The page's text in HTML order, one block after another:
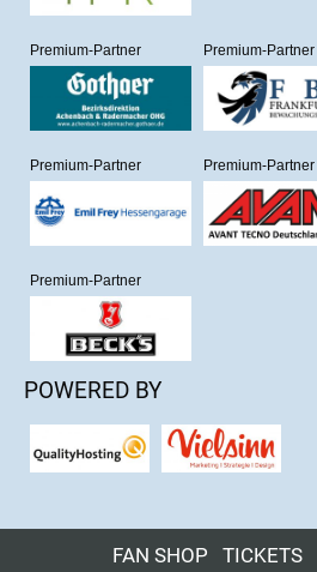
Premium-Partner Premium-Partner
Premium-Partner Premium-Partner
Premium-Partner
POWERED BY
FAN SHOP TICKETS